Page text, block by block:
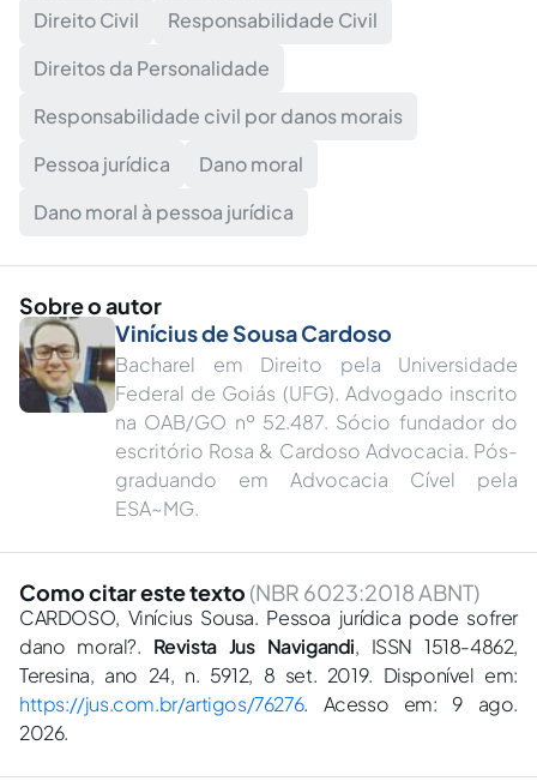
Direito Civil
Responsabilidade Civil
Direitos da Personalidade
Responsabilidade civil por danos morais
Pessoa jurídica
Dano moral
Dano moral à pessoa jurídica
Sobre o autor
Vinícius de Sousa Cardoso
Bacharel em Direito pela Universidade
Federal de Goiás (UFG). Advogado inscrito
na OAB/GO nº 52.487. Sócio fundador do
escritório Rosa & Cardoso Advocacia. Pós-
graduando em Advocacia Cível pela
ESA~MG.
Como citar este texto (NBR 6023:2018 ABNT)
CARDOSO, Vinícius Sousa. Pessoa jurídica pode sofrer
dano moral?. Revista Jus Navigandi, ISSN 1518-4862,
Teresina, ano 24, n. 5912, 8 set. 2019. Disponível em:
https://jus.com.br/artigos/76276. Acesso em: 9 ago.
2026.